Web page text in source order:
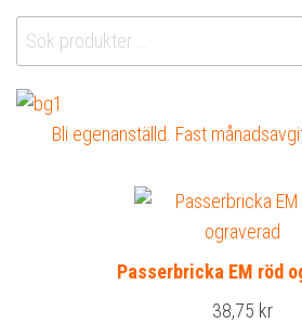
Sök
efter:
Bli egenanställd. Fast
Passerbricka EM röd
38,75 kr